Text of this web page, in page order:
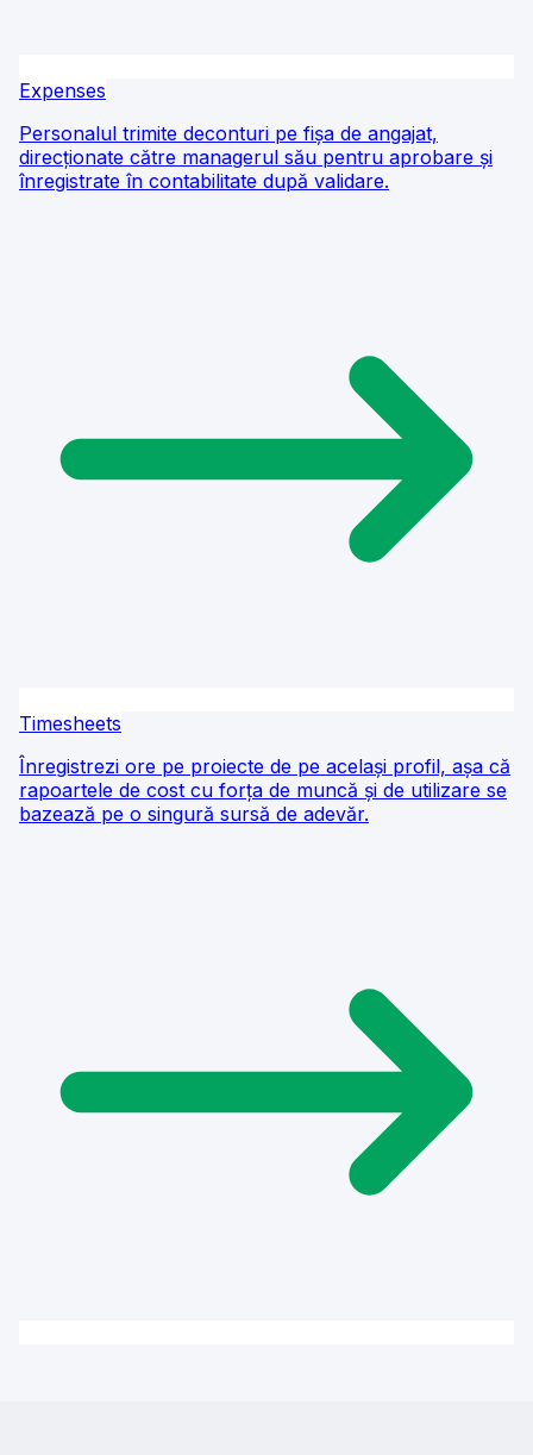
Expenses
Personalul trimite deconturi pe fișa de angajat,
direcționate către managerul său pentru aprobare și
înregistrate în contabilitate după validare.
Timesheets
Înregistrezi ore pe proiecte de pe același profil, așa că
rapoartele de cost cu forța de muncă și de utilizare se
bazează pe o singură sursă de adevăr.